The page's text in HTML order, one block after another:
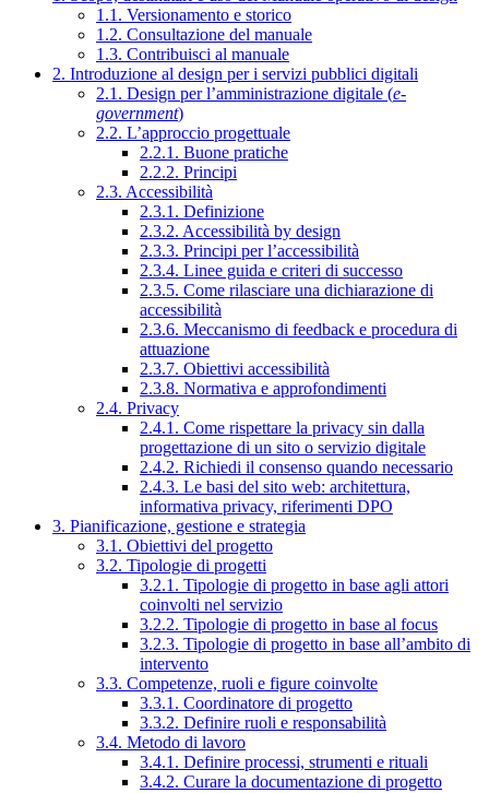
1.1. Versionamento e storico
1.2. Consultazione del manuale
1.3. Contribuisci al manuale
2. Introduzione al design per i servizi pubblici digitali
2.1. Design per l’amministrazione digitale (e-
government)
2.2. L’approccio progettuale
2.2.1. Buone pratiche
2.2.2. Principi
2.3. Accessibilità
2.3.1. Definizione
2.3.2. Accessibilità by design
2.3.3. Principi per l’accessibilità
2.3.4. Linee guida e criteri di successo
2.3.5. Come rilasciare una dichiarazione di
accessibilità
2.3.6. Meccanismo di feedback e procedura di
attuazione
2.3.7. Obiettivi accessibilità
2.3.8. Normativa e approfondimenti
2.4. Privacy
2.4.1. Come rispettare la privacy sin dalla
progettazione di un sito o servizio digitale
2.4.2. Richiedi il consenso quando necessario
2.4.3. Le basi del sito web: architettura,
informativa privacy, riferimenti DPO
3. Pianificazione, gestione e strategia
3.1. Obiettivi del progetto
3.2. Tipologie di progetti
3.2.1. Tipologie di progetto in base agli attori
coinvolti nel servizio
3.2.2. Tipologie di progetto in base al focus
3.2.3. Tipologie di progetto in base all’ambito di
intervento
3.3. Competenze, ruoli e figure coinvolte
3.3.1. Coordinatore di progetto
3.3.2. Definire ruoli e responsabilità
3.4. Metodo di lavoro
3.4.1. Definire processi, strumenti e rituali
3.4.2. Curare la documentazione di progetto